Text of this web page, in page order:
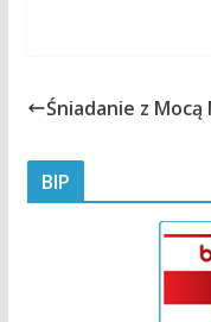
Śniadanie z Mocą
BIP